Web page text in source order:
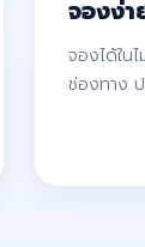
จองง่
จองได้ใน
ช่องทาง